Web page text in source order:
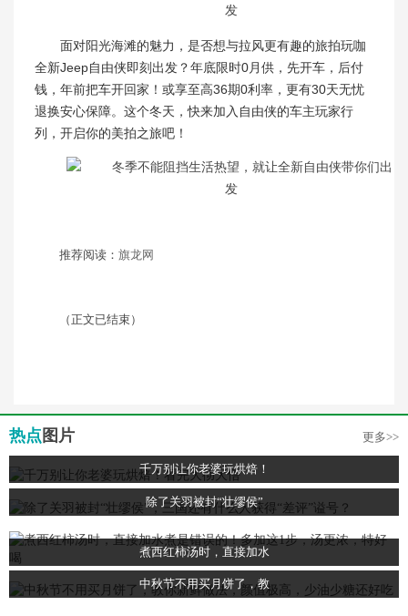
面对阳光海滩的魅力，是否想与拉风更有趣的旅拍玩咖
全新Jeep自由侠即刻出发？年底限时0月供，先开车，后付
钱，年前把车开回家！或享至高36期0利率，更有30天无忧
退换安心保障。这个冬天，快来加入自由侠的车主玩家行
列，开启你的美拍之旅吧！
推荐阅读： 旗龙网
（正文已结束）
热点 图片 更多>>
千万别让你老婆玩烘焙！
除了关羽被封“壮缪侯”
煮西红柿汤时，直接加水
中秋节不用买月饼了，教